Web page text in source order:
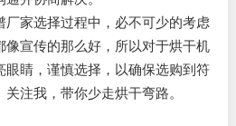
家选择过程中，必不可少的考虑
像宣传的那么好，所以对于烘干机
睛，谨慎选择，以确保选购到符
注我，带你少走烘干弯路。